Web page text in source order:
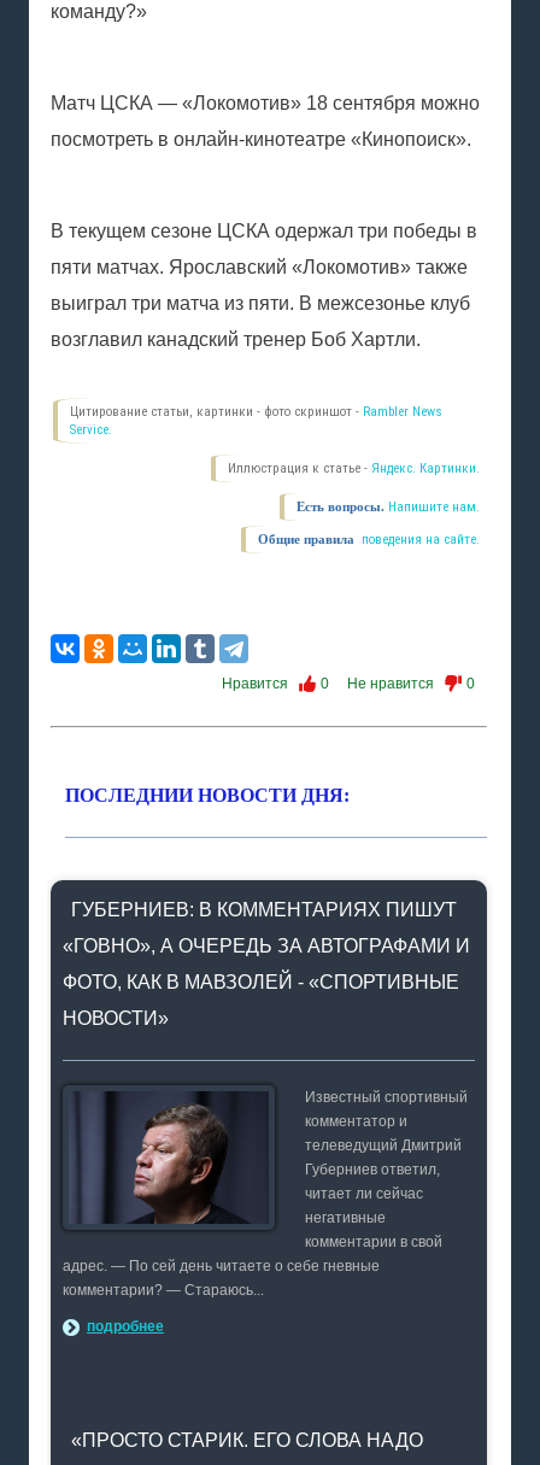
команду?»
Матч ЦСКА — «Локомотив» 18 сентября можно
посмотреть в онлайн-кинотеатре «Кинопоиск».
В текущем сезоне ЦСКА одержал три победы в
пяти матчах. Ярославский «Локомотив» также
выиграл три матча из пяти. В межсезонье клуб
возглавил канадский тренер Боб Хартли.
Цитирование статьи, картинки - фото скриншот - Rambler News
Service.
Иллюстрация к статье - Яндекс. Картинки.
Есть вопросы. Напишите нам.
Общие правила поведения на сайте.
Нравится 0 Не нравится 0
ПОСЛЕДНИИ НОВОСТИ ДНЯ:
ГУБЕРНИЕВ: В КОММЕНТАРИЯХ ПИШУТ
«ГОВНО», А ОЧЕРЕДЬ ЗА АВТОГРАФАМИ И
ФОТО, КАК В МАВЗОЛЕЙ - «СПОРТИВНЫЕ
НОВОСТИ»
Известный спортивный
комментатор и
телеведущий Дмитрий
Губерниев ответил,
читает ли сейчас
негативные
комментарии в свой
адрес. — По сей день читаете о себе гневные
комментарии? — Стараюсь...
подробнее
«ПРОСТО СТАРИК. ЕГО СЛОВА НАДО